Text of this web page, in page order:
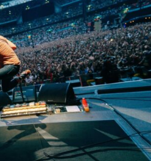
s
a
g
o